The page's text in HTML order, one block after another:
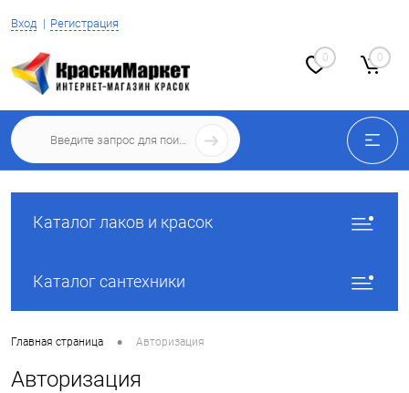
Вход Регистрация
0 0
Каталог лаков и красок
Каталог сантехники
Главная страница • Авторизация
Авторизация